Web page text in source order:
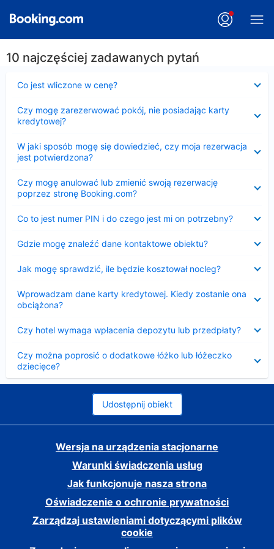
10 najczęściej zadawanych pytań
Co jest wliczone w cenę?
Czy mogę zarezerwować pokój, nie posiadając karty
kredytowej?
W jaki sposób mogę się dowiedzieć, czy moja rezerwacja
jest potwierdzona?
Czy mogę anulować lub zmienić swoją rezerwację
poprzez stronę Booking.com?
Co to jest numer PIN i do czego jest mi on potrzebny?
Gdzie mogę znaleźć dane kontaktowe obiektu?
Jak mogę sprawdzić, ile będzie kosztował nocleg?
Wprowadzam dane karty kredytowej. Kiedy zostanie ona
obciążona?
Czy hotel wymaga wpłacenia depozytu lub przedpłaty?
Czy można poprosić o dodatkowe łóżko lub łóżeczko
dziecięce?
Udostępnij obiekt
Wersja na urządzenia stacjonarne
Warunki świadczenia usług
Jak funkcjonuje nasza strona
Oświadczenie o ochronie prywatności
Zarządzaj ustawieniami dotyczącymi plików
cookie